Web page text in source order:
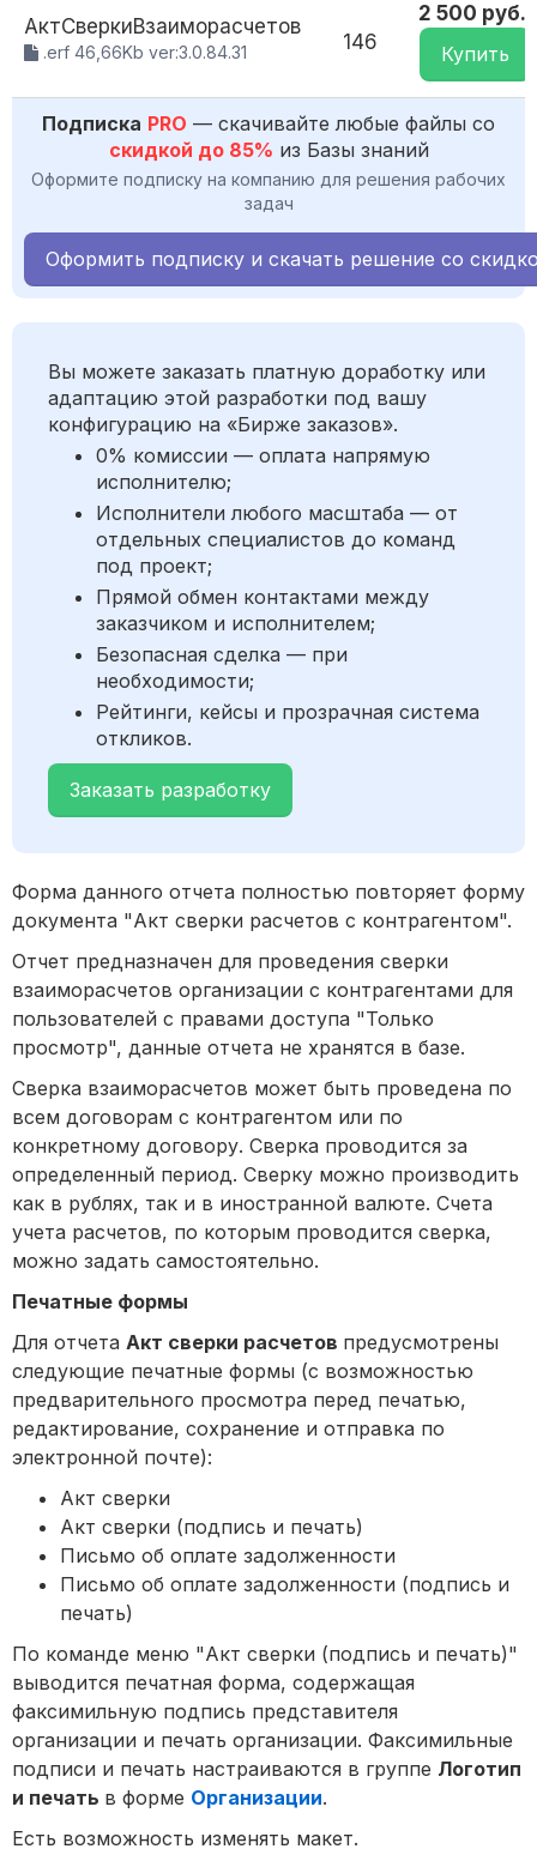
АктСверкиВзаиморасчетов
.erf 46,66Kb ver:3.0.84.31 146
2 500 руб.
Купить
Подписка PRO — скачивайте любые файлы со
скидкой до 85% из Базы знаний
Оформите подписку на компанию для решения рабочих
задач
Оформить подписку и скачать решение со
Вы можете заказать платную доработку или
адаптацию этой разработки под вашу
конфигурацию на «Бирже заказов».
0% комиссии — оплата напрямую
исполнителю;
Исполнители любого масштаба — от
отдельных специалистов до команд
под проект;
Прямой обмен контактами между
заказчиком и исполнителем;
Безопасная сделка — при
необходимости;
Рейтинги, кейсы и прозрачная система
откликов.
Заказать разработку
Форма данного отчета полностью повторяет форму
документа "Акт сверки расчетов с контрагентом".
Отчет предназначен для проведения сверки
взаиморасчетов организации с контрагентами для
пользователей с правами доступа "Только
просмотр", данные отчета не хранятся в базе.
Сверка взаиморасчетов может быть проведена по
всем договорам с контрагентом или по
конкретному договору. Сверка проводится за
определенный период. Сверку можно производить
как в рублях, так и в иностранной валюте. Счета
учета расчетов, по которым проводится сверка,
можно задать самостоятельно.
Печатные формы
Для отчета Акт сверки расчетов предусмотрены
следующие печатные формы (с возможностью
предварительного просмотра перед печатью,
редактирование, сохранение и отправка по
электронной почте):
Акт сверки
Акт сверки (подпись и печать)
Письмо об оплате задолженности
Письмо об оплате задолженности (подпись и
печать)
По команде меню "Акт сверки (подпись и печать)"
выводится печатная форма, содержащая
факсимильную подпись представителя
организации и печать организации. Факсимильные
подписи и печать настраиваются в группе Логотип
и печать в форме Организации.
Есть возможность изменять макет.